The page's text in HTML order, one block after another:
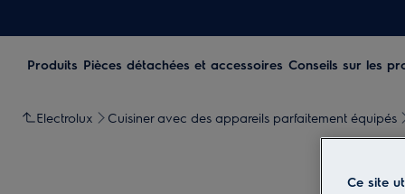
Produits Pièces détachées et accessoires Conseils sur les
Electrolux Cuisiner avec des appareils parfaitement équipés
Ce site